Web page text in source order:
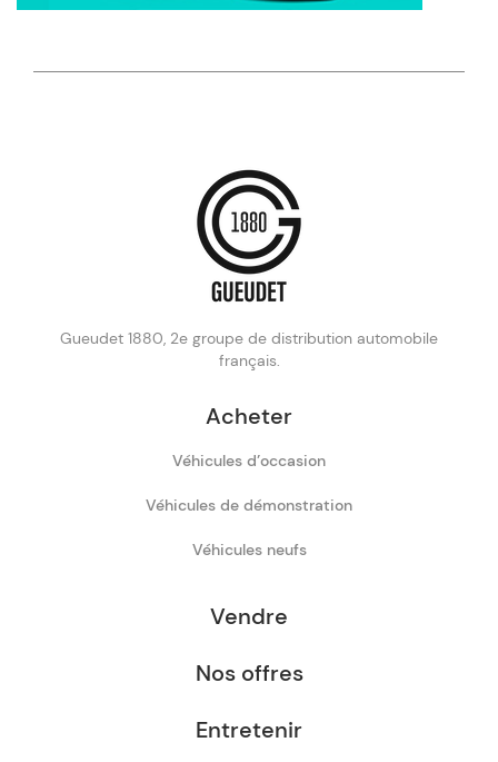
Gueudet 1880, 2e groupe de distribution automobile
français.
Acheter
Véhicules d’occasion
Véhicules de démonstration
Véhicules neufs
Vendre
Nos offres
Entretenir